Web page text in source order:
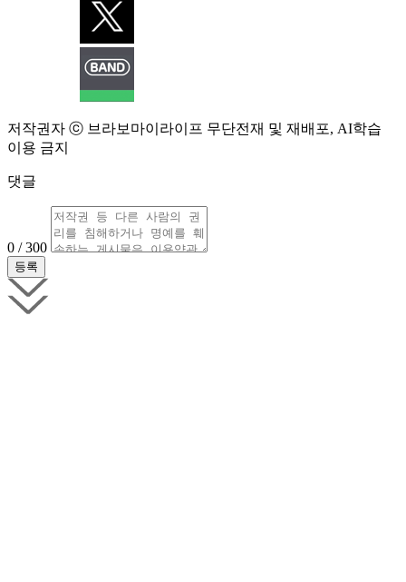
저작권자 ⓒ 브라보마이라이프 무단전재 및 재배포, AI학습
이용 금지
댓글
0 / 300